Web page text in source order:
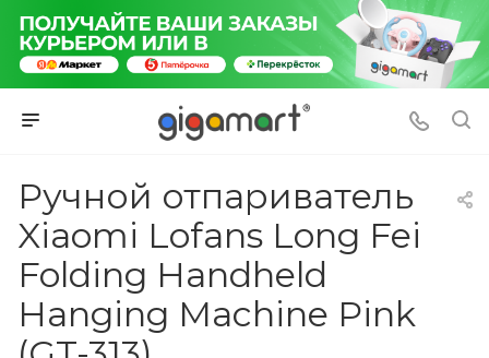
Ручной отпариватель
Xiaomi Lofans Long Fei
Folding Handheld
Hanging Machine Pink